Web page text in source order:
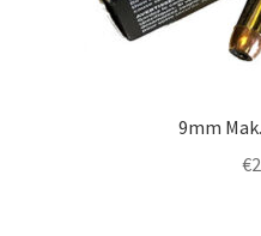
9mm
€